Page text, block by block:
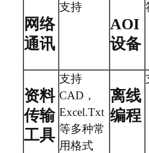
网络
通讯
支持
AOI
设备
资料
传输
工具
支持
CAD，
Excel.Txt
等多种常
用格式
离线
编程